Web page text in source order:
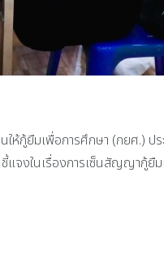
กู้ยืมเพื่อการศึกษา (กยศ.) ป
จงในเรื่องการเซ็นสัญญากู้ยื